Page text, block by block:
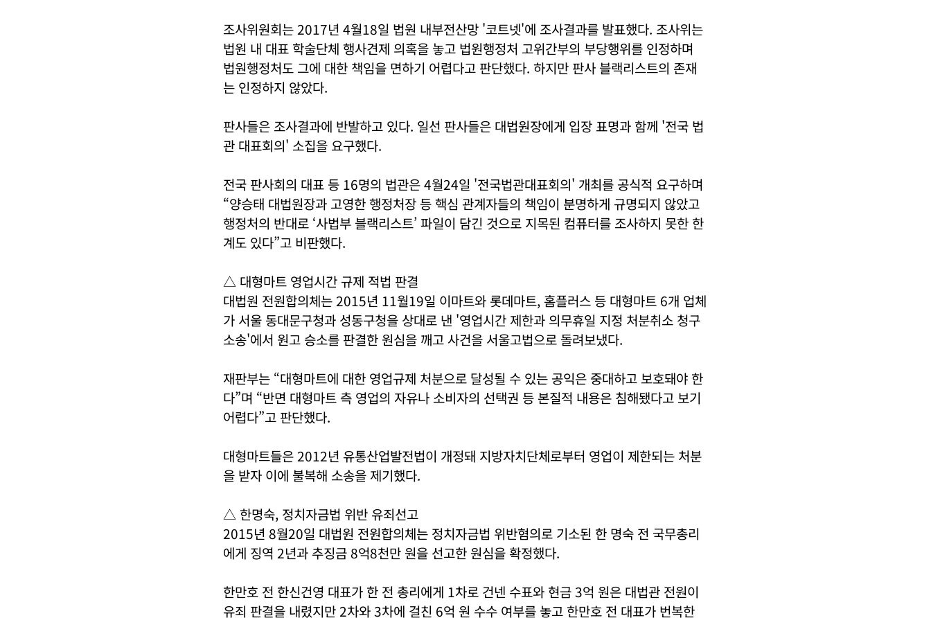
조사위원회는 2017년 4월18일 법원 내부전산망 '코트넷'에 조사결과를 발표했다. 조사위는
법원 내 대표 학술단체 행사견제 의혹을 놓고 법원행정처 고위간부의 부당행위를 인정하며
법원행정처도 그에 대한 책임을 면하기 어렵다고 판단했다. 하지만 판사 블랙리스트의 존재
는 인정하지 않았다.
판사들은 조사결과에 반발하고 있다. 일선 판사들은 대법원장에게 입장 표명과 함께 '전국 법
관 대표회의' 소집을 요구했다.
전국 판사회의 대표 등 16명의 법관은 4월24일 '전국법관대표회의' 개최를 공식적 요구하며
“양승태 대법원장과 고영한 행정처장 등 핵심 관계자들의 책임이 분명하게 규명되지 않았고
행정처의 반대로 ‘사법부 블랙리스트’ 파일이 담긴 것으로 지목된 컴퓨터를 조사하지 못한 한
계도 있다”고 비판했다.
△ 대형마트 영업시간 규제 적법 판결
대법원 전원합의체는 2015년 11월19일 이마트와 롯데마트, 홈플러스 등 대형마트 6개 업체
가 서울 동대문구청과 성동구청을 상대로 낸 '영업시간 제한과 의무휴일 지정 처분취소 청구
소송'에서 원고 승소를 판결한 원심을 깨고 사건을 서울고법으로 돌려보냈다.
재판부는 “대형마트에 대한 영업규제 처분으로 달성될 수 있는 공익은 중대하고 보호돼야 한
다”며 “반면 대형마트 측 영업의 자유나 소비자의 선택권 등 본질적 내용은 침해됐다고 보기
어렵다”고 판단했다.
대형마트들은 2012년 유통산업발전법이 개정돼 지방자치단체로부터 영업이 제한되는 처분
을 받자 이에 불복해 소송을 제기했다.
△ 한명숙, 정치자금법 위반 유죄선고
2015년 8월20일 대법원 전원합의체는 정치자금법 위반혐의로 기소된 한 명숙 전 국무총리
에게 징역 2년과 추징금 8억8천만 원을 선고한 원심을 확정했다.
한만호 전 한신건영 대표가 한 전 총리에게 1차로 건넨 수표와 현금 3억 원은 대법관 전원이
유죄 판결을 내렸지만 2차와 3차에 걸친 6억 원 수수 여부를 놓고 한만호 전 대표가 번복한